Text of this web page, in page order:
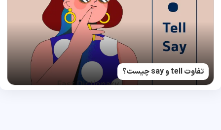
تفاوت tell و say چیست؟